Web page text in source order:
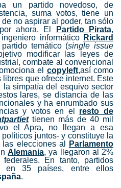
un partido novedoso, de
suma votos, tiene un
no aspirar al poder, tan sólo
ahora. El Partido Pirata,
informático Rickard
temático (single issue
modificar las leyes de
combate al convencional
el copyleft,así como
que ofrece internet. Este
simpatía del esquivo sector
lares, se distancia de las
y ha enrumbado sus
y votos en el resto de
tienen más de 40 mil
el Apra, no llegan a esa
juntos- y constituye la
elecciones al
Parlamento
Alemania, ya llegaron al 2%
En tanto, partidos
en 35 países, entre ellos
.